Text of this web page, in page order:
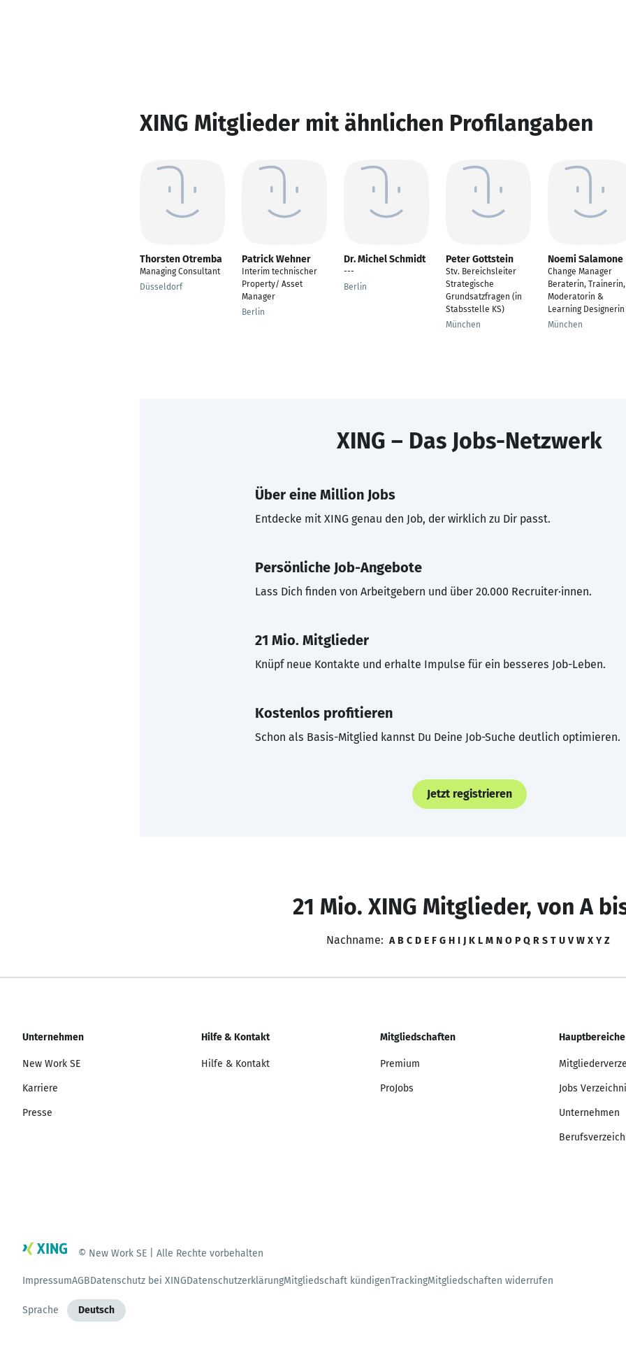
XING Mitglieder mit ähnlichen Profilangaben
Thorsten Otremba
Managing Consultant
Düsseldorf
Patrick Wehner
Interim technischer
Property/ Asset
Manager
Berlin
Dr. Michel Schmidt
---
Berlin
Peter Gottstein
Stv. Bereichsleiter
Strategische
Grundsatzfragen (in
Stabsstelle KS)
München
Noemi Salamone
Change Manager
Beraterin, Trainerin,
Moderatorin &
Learning Designerin
München
XING – Das Jobs-Netzwerk
Über eine Million Jobs
Entdecke mit XING genau den Job, der wirklich zu Dir passt.
Persönliche Job-Angebote
Lass Dich finden von Arbeitgebern und über 20.000 Recruiter·innen.
21 Mio. Mitglieder
Knüpf neue Kontakte und erhalte Impulse für ein besseres Job-Leben.
Kostenlos profitieren
Schon als Basis-Mitglied kannst Du Deine Job-Suche deutlich optimieren.
Jetzt registrieren
21 Mio. XING Mitglieder, von A
Nachname: A B C D E F G H I J K L M N O P Q R S T U V W X Y Z
Unternehmen
New Work SE
Karriere
Presse
Hilfe & Kontakt
Hilfe & Kontakt
Mitgliedschaften
Premium
ProJobs
Hauptbereiche
Jobs
Unternehmen
© New Work SE | Alle Rechte vorbehalten
ImpressumAGBDatenschutz bei XINGDatenschutzerklärungMitgliedschaft kündigenTrackingMitgliedschaften widerrufen
Sprache Deutsch